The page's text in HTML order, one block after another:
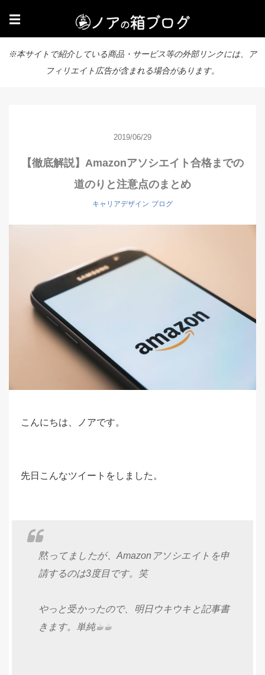
☰
※本サイトで紹介している商品・サービス等の外部リンクには、ア
フィリエイト広告が含まれる場合があります。
2019/06/29
【徹底解説】Amazonアソシエイト合格までの
道のりと注意点のまとめ
キャリアデザイン ブログ
こんにちは、ノアです。
先日こんなツイートをしました。
黙ってましたが、Amazonアソシエイトを申
請するのは3度目です。笑
やっと受かったので、明日ウキウキと記事書
きます。単純☕︎☕︎